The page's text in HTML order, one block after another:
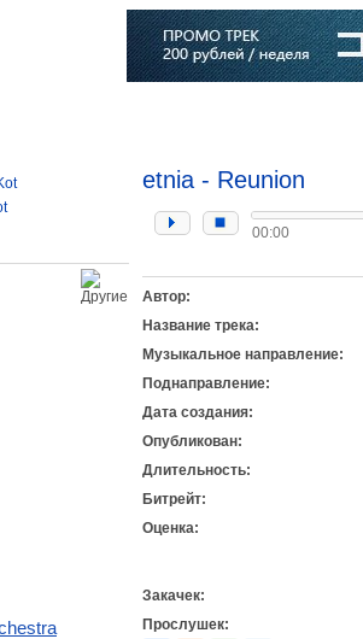
etnia - Reunion
00:00
Автор:
Название трека:
Музыкальное направление:
Поднаправление:
Дата создания:
Опубликован:
Длительность:
Битрейт:
Оценка:
Закачек:
Прослушек: